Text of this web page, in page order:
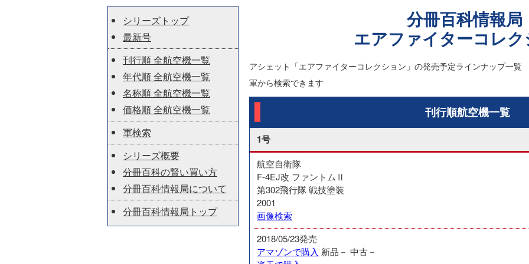
シリーズトップ
最新号
刊行順 全航空機一覧
年代順 全航空機一覧
名称順 全航空機一覧
価格順 全航空機一覧
軍検索
シリーズ概要
分冊百科の賢い買い方
分冊百科情報局について
分冊百科情報局トップ
分冊百科情報局
エアファイターコレ
アシェット「エアファイターコレクション」の発売予定ラインナップ一覧
軍から検索できます
刊行順航空機一覧
1号
航空自衛隊
F-4EJ改 ファントムⅡ
第302飛行隊 戦技塗装
2001
画像検索
2018/05/23発売
アマゾンで購入 新品－ 中古－